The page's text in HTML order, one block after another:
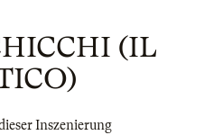
(IL
Inszenierung